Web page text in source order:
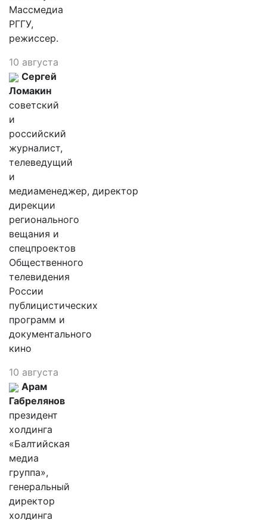
Массмедиа
РГГУ,
режиссер.
10 августа
Сергей
Ломакин
советский
и
российский
журналист,
телеведущий
и
медиаменеджер, директор
дирекции
регионального
вещания и
спецпроектов
Общественного
телевидения
России
публицистических
программ и
документального
кино
10 августа
Арам
Габрелянов
президент
холдинга
«Балтийская
медиа
группа»,
генеральный
директор
холдинга